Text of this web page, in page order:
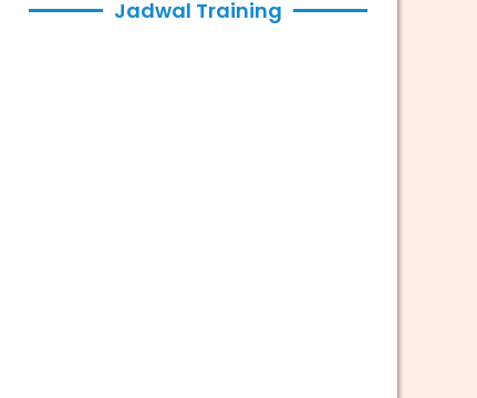
Jadwal Training